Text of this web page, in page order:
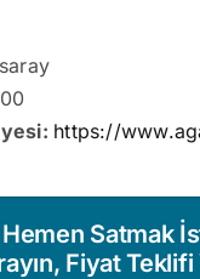
https://
Hemen Satmak
Fiyat